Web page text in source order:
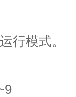
行模式。